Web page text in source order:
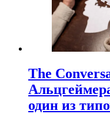
The
один из